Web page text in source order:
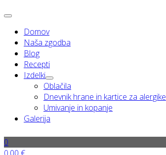
Domov
Naša zgodba
Blog
Recepti
Izdelki
Oblačila
Dnevnik hrane in kartice za alergike
Umivanje in kopanje
Galerija
0